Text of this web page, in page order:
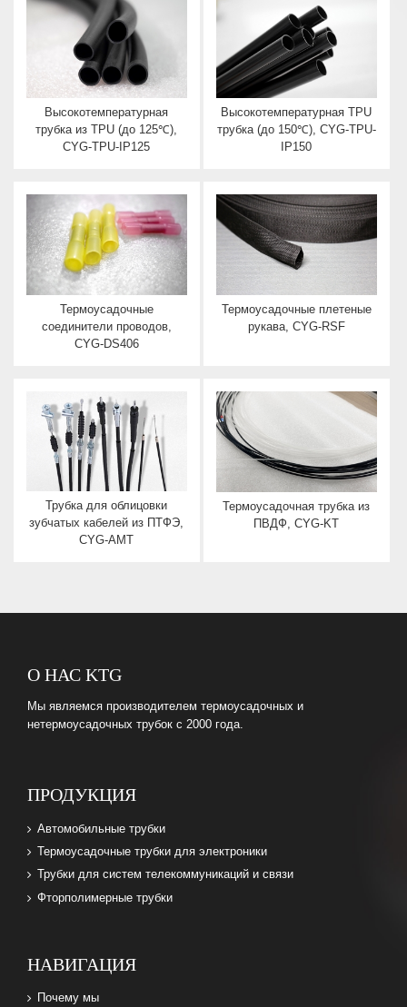
Высокотемпературная
трубка из TPU (до 125℃),
CYG-TPU-IP125
Высокотемпературная TPU
трубка (до 150℃), CYG-TPU-
IP150
Термоусадочные
соединители проводов,
CYG-DS406
Термоусадочные плетеные
рукава, CYG-RSF
Трубка для облицовки
зубчатых кабелей из ПТФЭ,
CYG-AMT
Термоусадочная трубка из
ПВДФ, CYG-KT
О НАС KTG
Мы являемся производителем термоусадочных и
нетермоусадочных трубок с 2000 года.
ПРОДУКЦИЯ
Автомобильные трубки
Термоусадочные трубки для электроники
Трубки для систем телекоммуникаций и связи
Фторполимерные трубки
НАВИГАЦИЯ
Почему мы